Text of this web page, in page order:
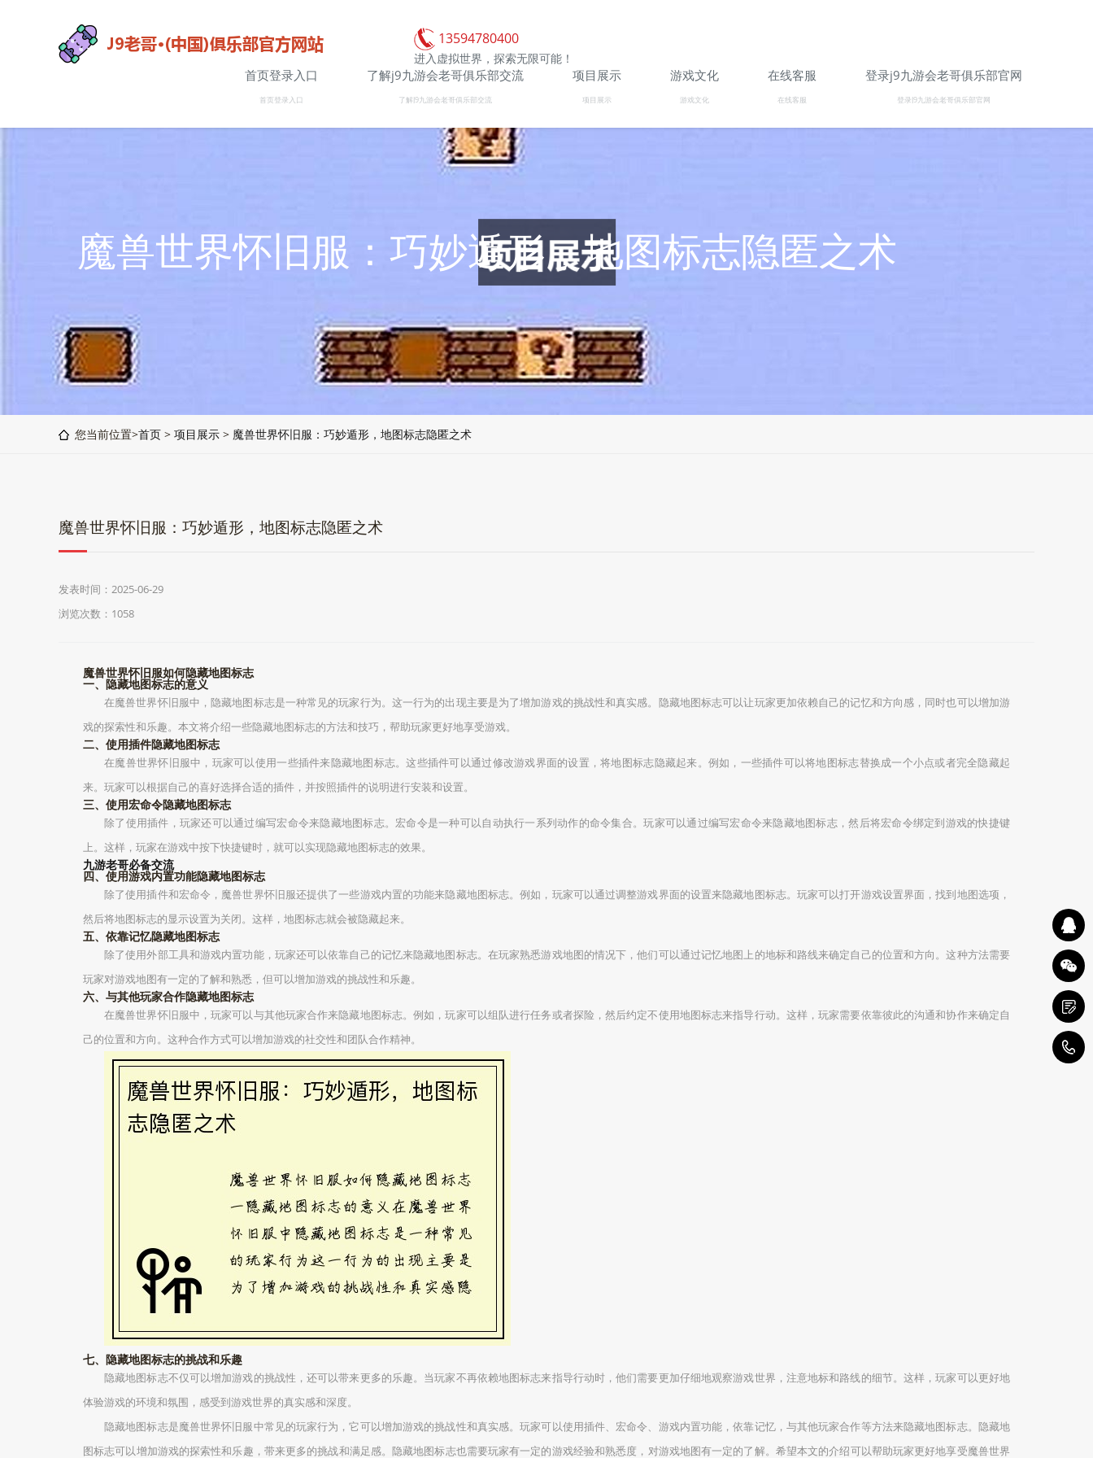
13594780400
进入虚拟世界，探索无限可能！
首页登录入口
首页登录入口
了解j9九游会老哥俱乐部交流
了解J9九游会老哥俱乐部交流
项目展示
项目展示
游戏文化
游戏文化
在线客服
在线客服
登录j9九游会老哥俱乐部官网
登录J9九游会老哥俱乐部官网
魔兽世界怀旧服：巧妙遁形，地图标志隐匿之术
您当前位置>首页 > 项目展示 > 魔兽世界怀旧服：巧妙遁形，地图标志隐匿之术
魔兽世界怀旧服：巧妙遁形，地图标志隐匿之术
发表时间：2025-06-29
浏览次数：1058
魔兽世界怀旧服如何隐藏地图标志
一、隐藏地图标志的意义
在魔兽世界怀旧服中，隐藏地图标志是一种常见的玩家行为。这一行为的出现主要是为了增加游戏的挑战性和真实感。隐藏地图标志可以让玩家更加依赖自己的记忆和方向感，同时也可以增加游
戏的探索性和乐趣。本文将介绍一些隐藏地图标志的方法和技巧，帮助玩家更好地享受游戏。
二、使用插件隐藏地图标志
在魔兽世界怀旧服中，玩家可以使用一些插件来隐藏地图标志。这些插件可以通过修改游戏界面的设置，将地图标志隐藏起来。例如，一些插件可以将地图标志替换成一个小点或者完全隐藏起
来。玩家可以根据自己的喜好选择合适的插件，并按照插件的说明进行安装和设置。
三、使用宏命令隐藏地图标志
除了使用插件，玩家还可以通过编写宏命令来隐藏地图标志。宏命令是一种可以自动执行一系列动作的命令集合。玩家可以通过编写宏命令来隐藏地图标志，然后将宏命令绑定到游戏的快捷键
上。这样，玩家在游戏中按下快捷键时，就可以实现隐藏地图标志的效果。
九游老哥必备交流
四、使用游戏内置功能隐藏地图标志
除了使用插件和宏命令，魔兽世界怀旧服还提供了一些游戏内置的功能来隐藏地图标志。例如，玩家可以通过调整游戏界面的设置来隐藏地图标志。玩家可以打开游戏设置界面，找到地图选项，
然后将地图标志的显示设置为关闭。这样，地图标志就会被隐藏起来。
五、依靠记忆隐藏地图标志
除了使用外部工具和游戏内置功能，玩家还可以依靠自己的记忆来隐藏地图标志。在玩家熟悉游戏地图的情况下，他们可以通过记忆地图上的地标和路线来确定自己的位置和方向。这种方法需要
玩家对游戏地图有一定的了解和熟悉，但可以增加游戏的挑战性和乐趣。
六、与其他玩家合作隐藏地图标志
在魔兽世界怀旧服中，玩家可以与其他玩家合作来隐藏地图标志。例如，玩家可以组队进行任务或者探险，然后约定不使用地图标志来指导行动。这样，玩家需要依靠彼此的沟通和协作来确定自
己的位置和方向。这种合作方式可以增加游戏的社交性和团队合作精神。
七、隐藏地图标志的挑战和乐趣
隐藏地图标志不仅可以增加游戏的挑战性，还可以带来更多的乐趣。当玩家不再依赖地图标志来指导行动时，他们需要更加仔细地观察游戏世界，注意地标和路线的细节。这样，玩家可以更好地
体验游戏的环境和氛围，感受到游戏世界的真实感和深度。
隐藏地图标志是魔兽世界怀旧服中常见的玩家行为，它可以增加游戏的挑战性和真实感。玩家可以使用插件、宏命令、游戏内置功能，依靠记忆，与其他玩家合作等方法来隐藏地图标志。隐藏地
图标志可以增加游戏的探索性和乐趣，带来更多的挑战和满足感。隐藏地图标志也需要玩家有一定的游戏经验和熟悉度，对游戏地图有一定的了解。希望本文的介绍可以帮助玩家更好地享受魔兽世界